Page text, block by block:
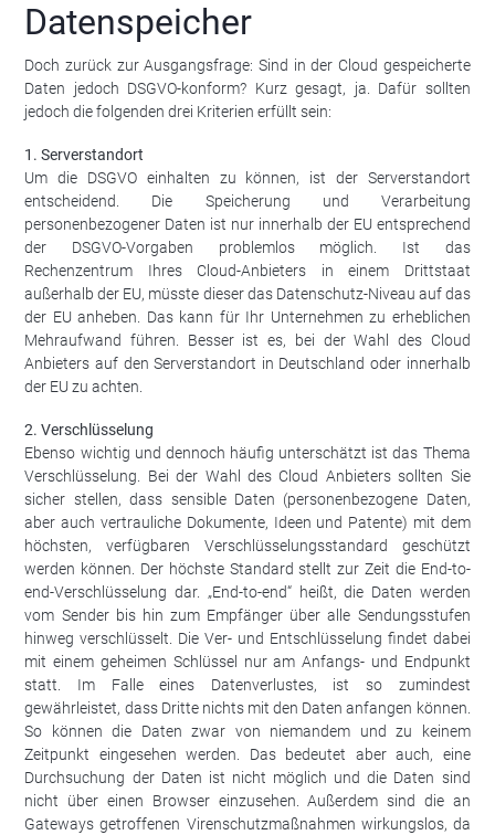
Datenspeicher
Doch zurück zur Ausgangsfrage: Sind in der Cloud gespeicherte
Daten jedoch DSGVO-konform? Kurz gesagt, ja. Dafür sollten
jedoch die folgenden drei Kriterien erfüllt sein:
1. Serverstandort
Um die DSGVO einhalten zu können, ist der Serverstandort
entscheidend. Die Speicherung und Verarbeitung
personenbezogener Daten ist nur innerhalb der EU entsprechend
der DSGVO-Vorgaben problemlos möglich. Ist das
Rechenzentrum Ihres Cloud-Anbieters in einem Drittstaat
außerhalb der EU, müsste dieser das Datenschutz-Niveau auf das
der EU anheben. Das kann für Ihr Unternehmen zu erheblichen
Mehraufwand führen. Besser ist es, bei der Wahl des Cloud
Anbieters auf den Serverstandort in Deutschland oder innerhalb
der EU zu achten.
2. Verschlüsselung
Ebenso wichtig und dennoch häufig unterschätzt ist das Thema
Verschlüsselung. Bei der Wahl des Cloud Anbieters sollten Sie
sicher stellen, dass sensible Daten (personenbezogene Daten,
aber auch vertrauliche Dokumente, Ideen und Patente) mit dem
höchsten, verfügbaren Verschlüsselungsstandard geschützt
werden können. Der höchste Standard stellt zur Zeit die End-to-
end-Verschlüsselung dar. „End-to-end“ heißt, die Daten werden
vom Sender bis hin zum Empfänger über alle Sendungsstufen
hinweg verschlüsselt. Die Ver- und Entschlüsselung findet dabei
mit einem geheimen Schlüssel nur am Anfangs- und Endpunkt
statt. Im Falle eines Datenverlustes, ist so zumindest
gewährleistet, dass Dritte nichts mit den Daten anfangen können.
So können die Daten zwar von niemandem und zu keinem
Zeitpunkt eingesehen werden. Das bedeutet aber auch, eine
Durchsuchung der Daten ist nicht möglich und die Daten sind
nicht über einen Browser einzusehen. Außerdem sind die an
Gateways getroffenen Virenschutzmaßnahmen wirkungslos, da